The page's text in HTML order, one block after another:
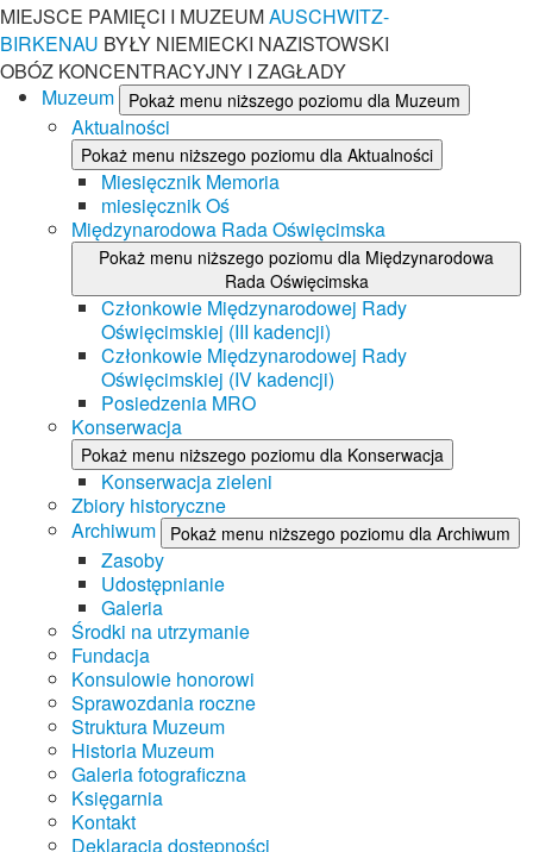
MIEJSCE PAMIĘCI I MUZEUMAUSCHWITZ-
BIRKENAU BYŁY NIEMIECKI NAZISTOWSKI
OBÓZ KONCENTRACYJNY I ZAGŁADY
Muzeum
Pokaż menu niższego poziomu dla Muzeum
Aktualności
Pokaż menu niższego poziomu dla Aktualności
Miesięcznik Memoria
miesięcznik Oś
Międzynarodowa Rada Oświęcimska
Pokaż menu niższego poziomu dla Międzynarodowa
Rada Oświęcimska
Członkowie Międzynarodowej Rady
Oświęcimskiej (III kadencji)
Członkowie Międzynarodowej Rady
Oświęcimskiej (IV kadencji)
Posiedzenia MRO
Konserwacja
Pokaż menu niższego poziomu dla Konserwacja
Konserwacja zieleni
Zbiory historyczne
Archiwum
Pokaż menu niższego poziomu dla Archiwum
Zasoby
Udostępnianie
Galeria
Środki na utrzymanie
Fundacja
Konsulowie honorowi
Sprawozdania roczne
Struktura Muzeum
Historia Muzeum
Galeria fotograficzna
Księgarnia
Kontakt
Deklaracja dostępności